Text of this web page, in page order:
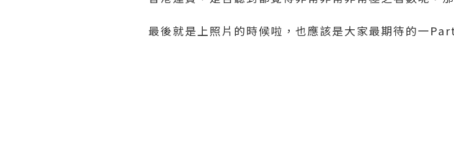
最後就是上照片的時候啦，也應該是大家最期待的一